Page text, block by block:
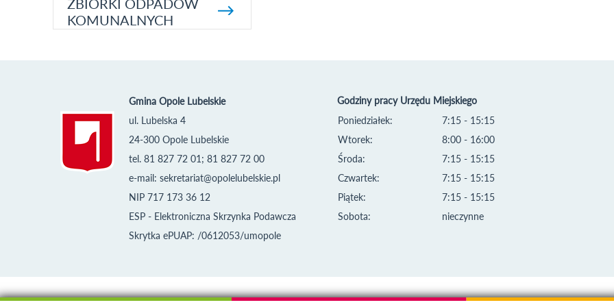
ZBIÓRKI ODPADÓW
KOMUNALNYCH
Gmina Opole Lubelskie
ul. Lubelska 4
24-300 Opole Lubelskie
tel. 81 827 72 01; 81 827 72 00
e-mail: sekretariat@opolelubelskie.pl
NIP 717 173 36 12
ESP - Elektroniczna Skrzynka Podawcza
Skrytka ePUAP: /0612053/umopole
Godziny pracy Urzędu Miejskiego
Poniedziałek:
Wtorek:
Środa:
Czwartek:
Piątek:
Sobota:
7:15 - 15:15
8:00 - 16:00
7:15 - 15:15
7:15 - 15:15
7:15 - 15:15
nieczynne